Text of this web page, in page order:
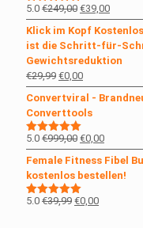
Bewertet
mit5.00
von 5
5.0 €249,00 Ursprünglicher
Preis
war:
€249,00
€39,00Aktueller
Preis
ist:
€39,00.
Klick im Kopf
ist die Schritt-für-
Gewichtsreduktion
€29,99 Ursprünglicher
Preis
war:
€29,99
€0,00Aktueller
Preis
ist:
€0,00.
Convertviral -
Converttools
Bewertet
mit5.00
von 5
5.0 €999,00 Ursprünglicher
Preis
war:
€999,00
€0,00Aktueller
Preis
ist:
€0,00.
Female Fitness Fibel
kostenlos bestellen!
Bewertet
5.0 €39,99 Ursprünglicher
€0,00Aktueller